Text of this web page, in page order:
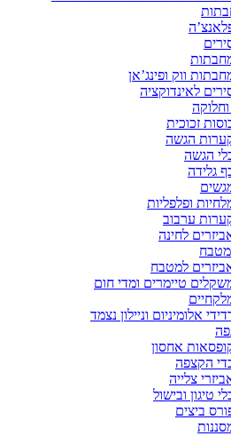
ווק ופינג’אן
לאינדוקציה
זכוכית
הגשה
הגשה
גלידה
ופלפליות
ערבוב
לחינה
למטבח
טיימרים ומדי חום
אלומיניום וניילון נצמד
אחסון
הקצפה
צלייה
טיגון ובישול
ביצים